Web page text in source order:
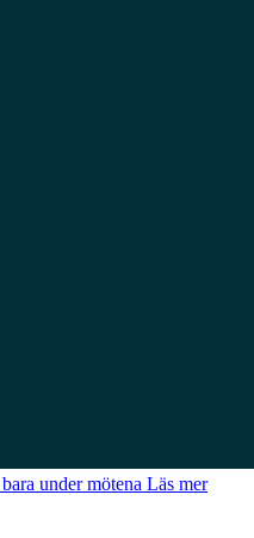
under mötena Läs mer